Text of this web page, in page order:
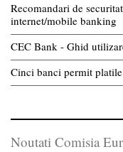
Recomandari de
internet/mobile banking
CEC Bank - Ghid
Cinci banci permit
Noutati Comisia